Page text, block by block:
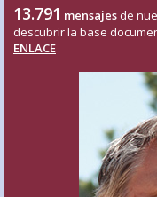
13.791 mensajes de
descubrir la base
ENLACE